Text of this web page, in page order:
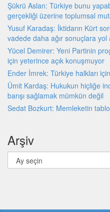
Şükrü Aslan: Türkiye bunu
gerçekliği üzerine toplumsal
Yusuf Karadaş: İktidarın Kürt
vadede daha ağır sonuçlara yol
Yücel Demirer: Yeni Partinin
için yeterince açık konuşmuyor
Ender İmrek: Türkiye halkları
Ümit Kardaş: Hukukun hiçliğe
barışı sağlamak mümkün değil
Sedat Bozkurt: Memleketin
Arşiv
Arşiv